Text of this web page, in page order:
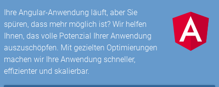
Ihre Angular-Anwendung läuft, aber Sie
spüren, dass mehr möglich ist? Wir helfen
Ihnen, das volle Potenzial Ihrer Anwendung
auszuschöpfen. Mit gezielten Optimierungen
machen wir Ihre Anwendung schneller,
effizienter und skalierbar.